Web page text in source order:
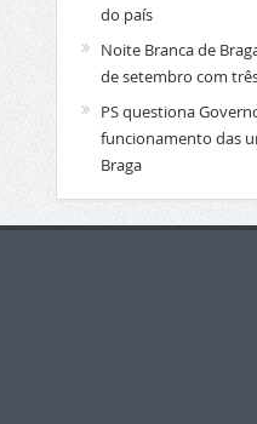
do país
Noite Branca de
de setembro com
PS questiona
funcionamento das
Braga